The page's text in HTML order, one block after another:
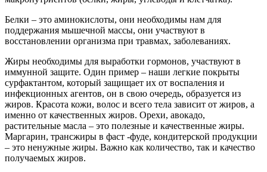
Белки – это аминокислоты, они необходимы нам для
поддержания мышечной массы, они участвуют в
восстановлении организма при травмах, заболеваниях.
Жиры необходимы для выработки гормонов, участвуют в
иммунной защите. Один пример – наши легкие покрыты
сурфактантом, который защищает их от воспаления и
инфекционных агентов, он в свою очередь, образуется из
жиров. Красота кожи, волос и всего тела зависит от жиров, а
именно от качественных жиров. Орехи, авокадо,
растительные масла – это полезные и качественные жиры.
Маргарин, трансжиры в фаст -фуде, кондитерской продукции
– это ненужные жиры. Важно как количество, так и качество
получаемых жиров.